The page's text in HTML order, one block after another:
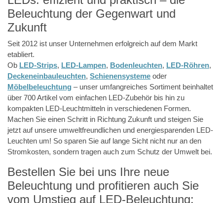
Beleuchtung der Gegenwart und
Zukunft
Seit 2012 ist unser Unternehmen erfolgreich auf dem Markt
etabliert.
Ob LED-Strips, LED-Lampen, Bodenleuchten, LED-Röhren,
Deckeneinbauleuchten, Schienensysteme oder
Möbelbeleuchtung – unser umfangreiches Sortiment beinhaltet
über 700 Artikel vom einfachen LED-Zubehör bis hin zu
kompakten LED-Leuchtmitteln in verschiedenen Formen.
Machen Sie einen Schritt in Richtung Zukunft und steigen Sie
jetzt auf unsere umweltfreundlichen und energiesparenden LED-
Leuchten um! So sparen Sie auf lange Sicht nicht nur an den
Stromkosten, sondern tragen auch zum Schutz der Umwelt bei.
Bestellen Sie bei uns Ihre neue
Beleuchtung und profitieren auch Sie
vom Umstieg auf LED-Beleuchtung: